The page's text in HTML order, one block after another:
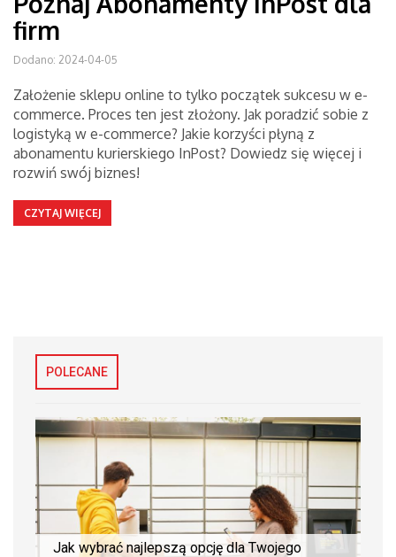
firm
Dodano: 2024-04-05
Założenie sklepu online to tylko początek sukcesu w e-
commerce. Proces ten jest złożony. Jak poradzić sobie z
logistyką w e-commerce? Jakie korzyści płyną z
abonamentu kurierskiego InPost? Dowiedz się więcej i
rozwiń swój biznes!
CZYTAJ WIĘCEJ
POLECANE
Jak wybrać najlepszą opcję dla Twojego